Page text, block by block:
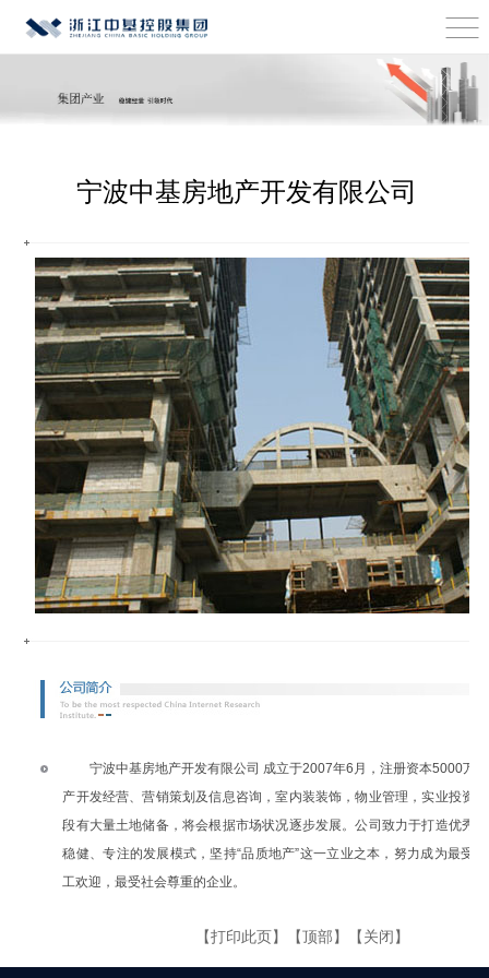
宁波中基房地产开发有限公司
宁波中基房地产开发有限公司 成立于2007年6月，注册资本5000万
产开发经营、营销策划及信息咨询，室内装装饰，物业管理，实业投资
段有大量土地储备，将会根据市场状况逐步发展。公司致力于打造优秀
稳健、专注的发展模式，坚持“品质地产”这一立业之本，努力成为最受
工欢迎，最受社会尊重的企业。
【打印此页】【顶部】【关闭】